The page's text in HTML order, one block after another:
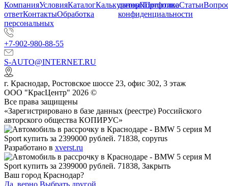
КомпанияУсловияКаталогКалькуляторПортфолиоСтатьи
ответКонтактыОбработка
персональных
данныхПолитика
конфиденциальности
+7-902-980-88-55
S-AUTO@INTERNET.RU
г. Краснодар, Ростовское шоссе 23, офис 302, 3 этаж
ООО "КрасЦентр" 2026 ©
Все права защищены
«Зарегистрировано в базе данных (реестре) Российского
авторского общества КОПИРУС»
Разработано в xverst.ru
Ваш город Краснодар?